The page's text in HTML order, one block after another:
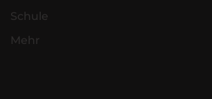
Schule
Mehr